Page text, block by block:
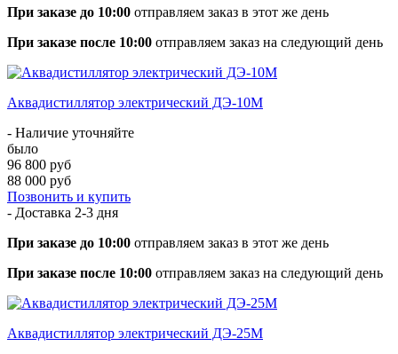
При заказе до 10:00 отправляем заказ в этот же день
При заказе после 10:00 отправляем заказ на следующий день
Аквадистиллятор электрический ДЭ-10М
- Наличие уточняйте
было
96 800 руб
88 000 руб
Позвонить и купить
- Доставка 2-3 дня
При заказе до 10:00 отправляем заказ в этот же день
При заказе после 10:00 отправляем заказ на следующий день
Аквадистиллятор электрический ДЭ-25М